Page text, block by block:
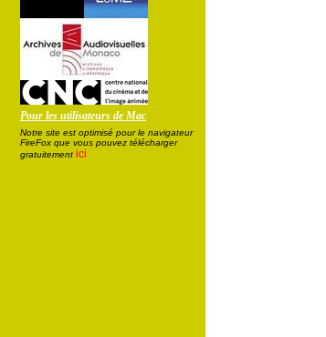
Pour les utilisateurs de Mac
Notre site est optimisé pour le navigateur
FireFox que vous pouvez télécharger
gratuitement ici